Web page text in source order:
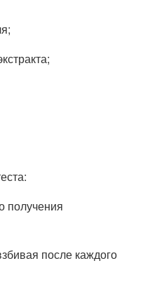
получения
после каждого